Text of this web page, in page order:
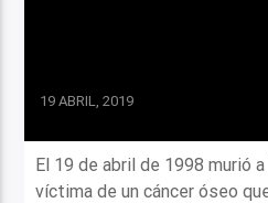
19 ABRIL, 2019
El 19 de abril de 1998 murió
víctima de un cáncer óseo